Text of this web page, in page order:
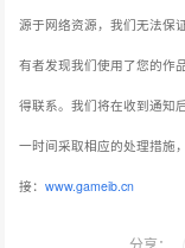
源于网络资源，我们无法保
有者发现我们使用了您的作
得联系。我们将在收到通知
一时间采取相应的处理措施
接：www.gameib.cn